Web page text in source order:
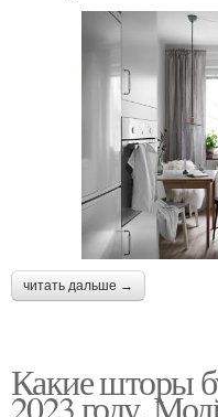
читать дальше →
Какие шторы
2023 году.